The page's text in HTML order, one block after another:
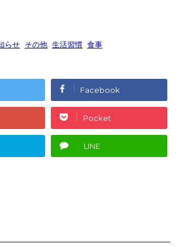
らせ, その他, 生活習慣, 食事
Facebook
Pocket
LINE